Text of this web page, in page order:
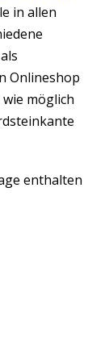
in allen
Onlineshop
möglich
enthalten